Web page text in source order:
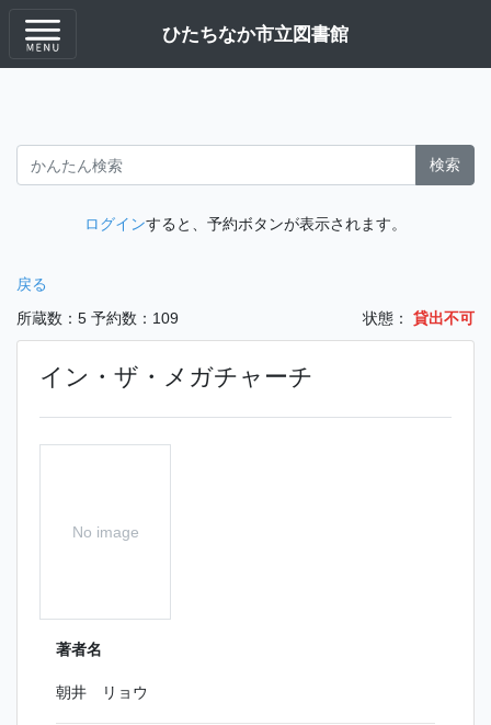
ひたちなか市立図書館
検索
ログインすると、予約ボタンが表示されます。
戻る
所蔵数：5 予約数：109 状態： 貸出不可
イン・ザ・メガチャーチ
No image
著者名
朝井 リョウ